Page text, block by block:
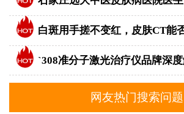
网友热门搜索问题